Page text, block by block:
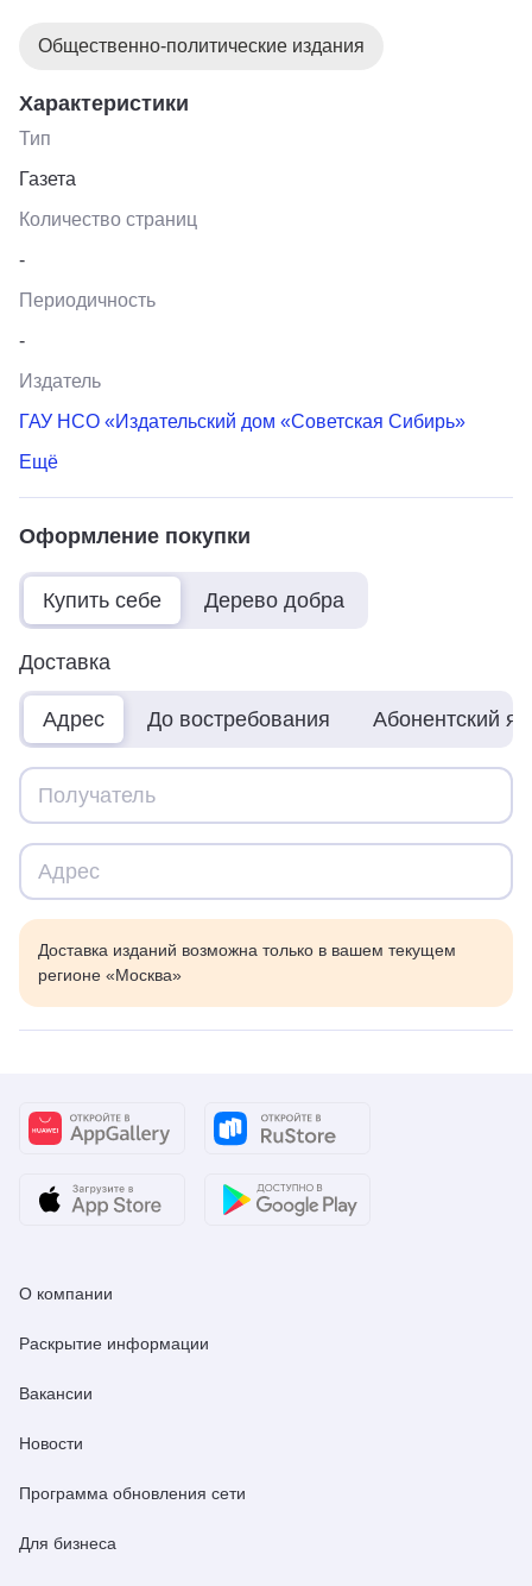
Общественно-политические издания
Характеристики
Тип
Газета
Количество страниц
-
Периодичность
-
Издатель
ГАУ НСО «Издательский дом «Советская Сибирь»
Ещё
Оформление покупки
Купить себе Дерево добра
Доставка
Адрес До востребования Абонентский
Доставка изданий возможна только в вашем текущем
регионе «Москва»
О компании
Раскрытие информации
Вакансии
Новости
Программа обновления сети
Для бизнеса